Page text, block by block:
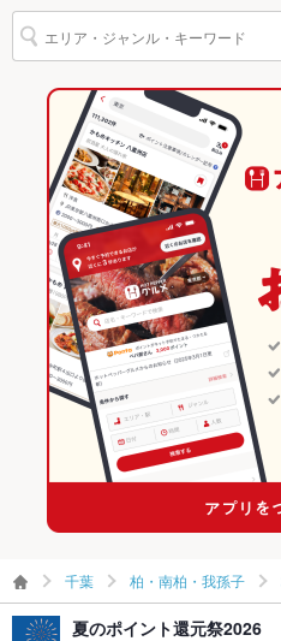
ー
駐車場 なし ：近隣のコインパ
TV・プロジ
あり
英語メニュ
あり
その他設備
貸切時のみ、プロジェク
ます。
その他
飲み放題
あり ：2時間飲み放題付
い
なし ：当店では食べ放題
カクテル充実、ワイン充実
お子様連れ
お子様連れOK ：お子様
ます
ウェディン
グパーティ
ー二次会
開催実績あり。プロジェ
す♪
柏駅 × イタリアン・フレンチ
柏駅 × イタリアン
ダイニングバー・バル
スペインバル・イタリアンバール
柏・南柏・我孫子 × ダイニングバ
柏・南柏・我孫子 × スペインバル
柏駅 × ダイニングバー・バル
柏駅 × スペインバル・イタリアン
柏 × ダイニングバー・バル
柏 × スペインバル・イタリアンバ
千葉 × イタリアン・フレンチ
千葉 × イタリアン
千葉 × ダイニングバー・バル
千葉 × スペインバル・イタリアン
ボロネーゼ ピザ マルゲリータ
千葉のグルメランキング
千葉のイタリアン・フレンチラン
千葉のイタリアンランキング
柏・南柏・我孫子のグルメランキ
柏・南柏・我孫子のイタリアン・
柏・南柏・我孫子のイタリアンラ
柏のグルメランキング
柏のイタリアン・フレンチランキ
柏のイタリアンランキング
千葉 柏・南柏・我孫子
夏のポイント還元祭2026